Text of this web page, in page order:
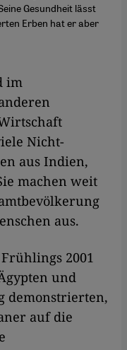
Gesundheit lässt
Erben hat er aber
im
Nicht-
aus Indien,
machen weit
aus.
2001
und
demonstrierten,
auf die